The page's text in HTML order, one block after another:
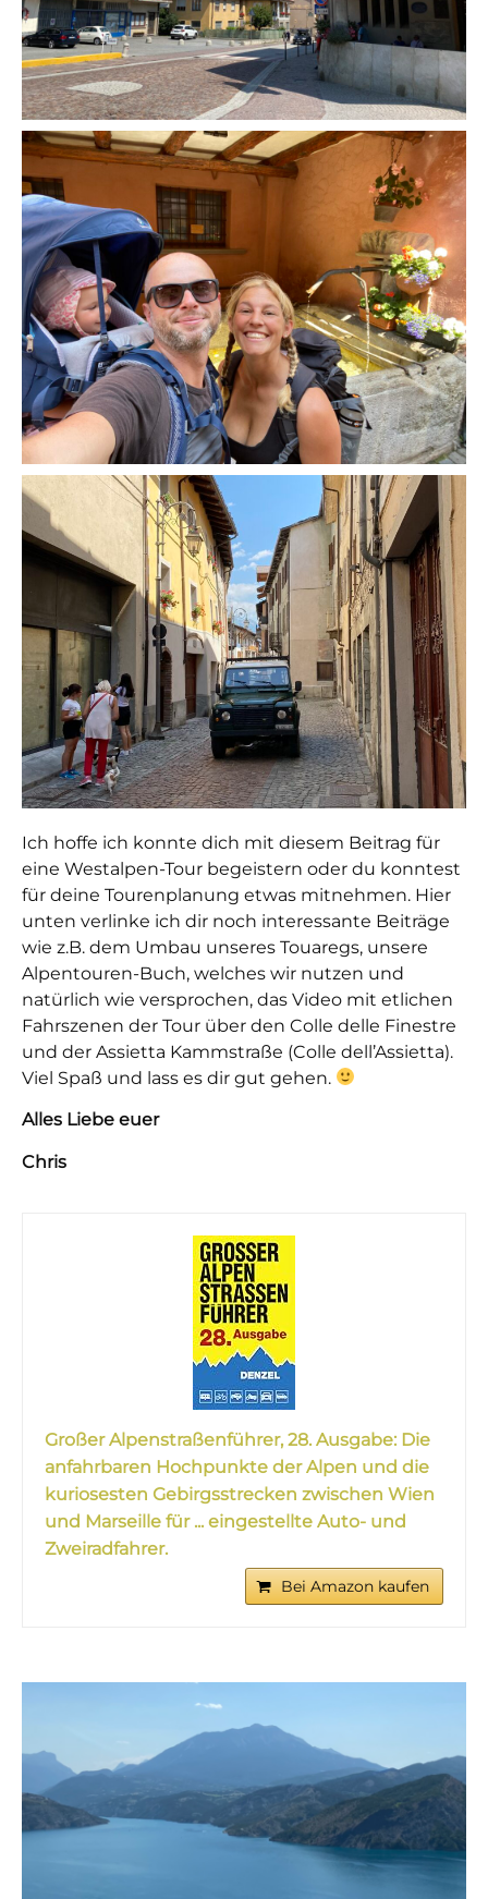
Ich hoffe ich konnte dich mit diesem Beitrag für
eine Westalpen-Tour begeistern oder du konntest
für deine Tourenplanung etwas mitnehmen. Hier
unten verlinke ich dir noch interessante Beiträge
wie z.B. dem Umbau unseres Touaregs, unsere
Alpentouren-Buch, welches wir nutzen und
natürlich wie versprochen, das Video mit etlichen
Fahrszenen der Tour über den Colle delle Finestre
und der Assietta Kammstraße (Colle dell’Assietta).
Viel Spaß und lass es dir gut gehen.
Alles Liebe euer
Chris
Großer Alpenstraßenführer, 28. Ausgabe: Die
anfahrbaren Hochpunkte der Alpen und die
kuriosesten Gebirgsstrecken zwischen Wien
und Marseille für ... eingestellte Auto- und
Zweiradfahrer.
Bei Amazon kaufen